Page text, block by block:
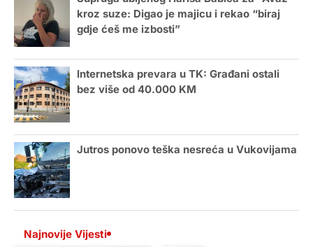
kroz suze: Digao je majicu i rekao “biraj
gdje ćeš me izbosti”
Internetska prevara u TK: Građani ostali
bez više od 40.000 KM
Jutros ponovo teška nesreća u Vukovijama
Najnovije Vijesti